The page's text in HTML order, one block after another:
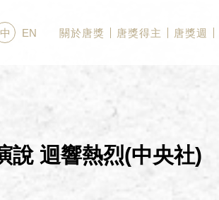
中 EN 關於唐獎 唐獎得主 唐獎週
說 迴響熱烈(中央社)